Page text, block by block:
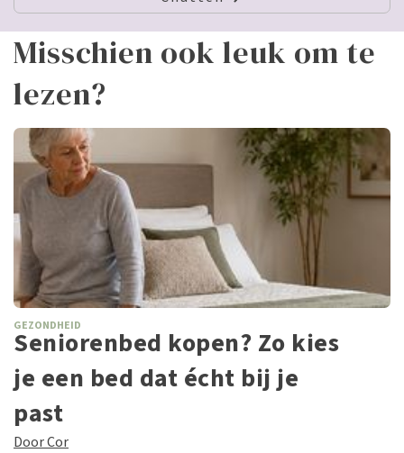
Misschien ook leuk om te
lezen?
GEZONDHEID
Seniorenbed kopen? Zo kies
je een bed dat écht bij je
past
Door Cor